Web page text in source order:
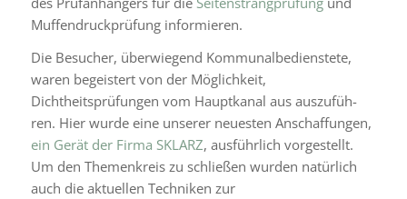
Muffendruckprüfung infor­mie­ren.
Die Besucher, über­wie­gend Kommunalbedienstete,
waren begeis­tert von der Möglichkeit,
Dichtheitsprüfungen vom Hauptkanal aus auszu­füh­
ren. Hier wurde eine unse­rer neues­ten Anschaffungen,
ein Gerät der Firma SKLARZ, ausführ­lich vorge­stellt.
Um den Themenkreis zu schlie­ßen wurden natür­lich
auch die aktu­el­len Techniken zur